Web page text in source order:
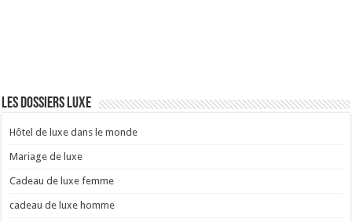
Les dossiers Luxe
Hôtel de luxe dans le monde
Mariage de luxe
Cadeau de luxe femme
cadeau de luxe homme